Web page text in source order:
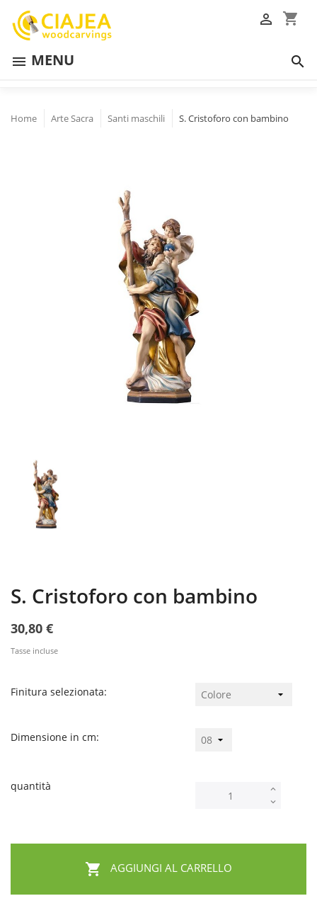
shopping_cart

 MENU 
Home Arte Sacra Santi maschili S. Cristoforo con bambino
S. Cristoforo con bambino
30,80 €
Tasse incluse
Finitura selezionata:
Dimensione in cm:
quantità
 AGGIUNGI AL CARRELLO